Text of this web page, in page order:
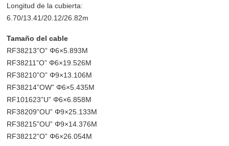
Longitud de la cubierta:
6.70/13.41/20.12/26.82m
Tamaño del cable
RF38213”O” Φ6×5.893M
RF38211”O” Φ6×19.526M
RF38210”O” Φ9×13.106M
RF38214”OW” Φ6×5.435M
RF101623”U” Φ6×6.858M
RF38209”OU” Φ9×25.133M
RF38215”OU” Φ9×14.376M
RF38212”O” Φ6×26.054M